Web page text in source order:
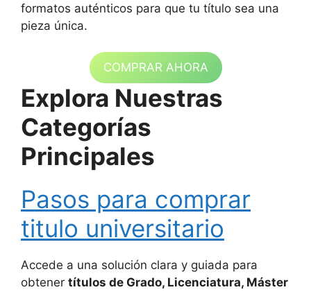
formatos auténticos para que tu título sea una
pieza única.
COMPRAR AHORA
Explora Nuestras
Categorías
Principales
Pasos para comprar
titulo universitario
Accede a una solución clara y guiada para
obtener títulos de Grado, Licenciatura, Máster